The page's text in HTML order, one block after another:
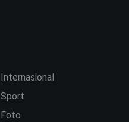
Internasional
Sport
Foto